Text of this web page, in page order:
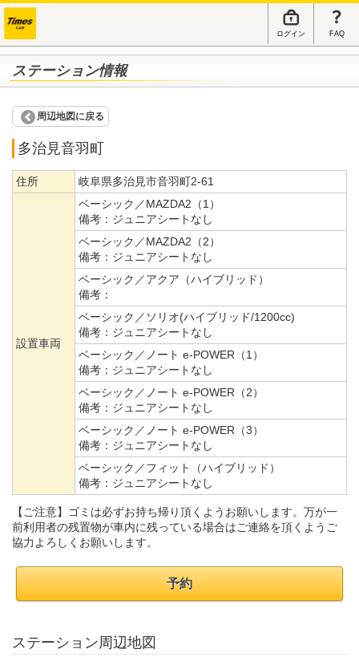
ログイン FAQ
ステーション情報
周辺地図に戻る
多治見音羽町
住所 岐阜県多治見市音羽町2-61
設置車両
ベーシック／MAZDA2（1）
備考： ジュニアシートなし
ベーシック／MAZDA2（2）
備考： ジュニアシートなし
ベーシック／アクア（ハイブリッド）
備考：
ベーシック／ソリオ(ハイブリッド/1200cc)
備考： ジュニアシートなし
ベーシック／ノート e-POWER（1）
備考： ジュニアシートなし
ベーシック／ノート e-POWER（2）
備考： ジュニアシートなし
ベーシック／ノート e-POWER（3）
備考： ジュニアシートなし
ベーシック／フィット（ハイブリッド）
備考： ジュニアシートなし
【ご注意】ゴミは必ずお持ち帰り頂くようお願いします。万が一
前利用者の残置物が車内に残っている場合はご連絡を頂くようご
協力よろしくお願いします。
予約
ステーション周辺地図